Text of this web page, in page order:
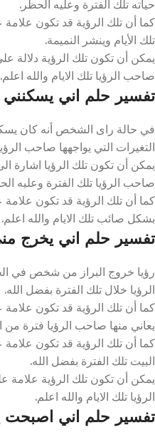
حياته تلك الفترة وعليه الحظر.
كما أن تلك الرؤية قد تكون
تلك الأيام وينشر النميمة.
يمكن أن تكون تلك الرؤية دلالة
صاحب الرؤيا تلك الايام والله اعلم.
تفسير حلم اني
في حالة راى الشخص أنه كان
التغيرات التي يواجهها صاحب
يمكن أن تكون تلك الرؤيا
صاحب الرؤيا تلك الفترة وعليه
كما أن تلك الرؤية قد تكون
بشكل صائب تلك الايام والله اعلم.
تفسير حلم اني يخرج
رؤيا خروج البراز من شخص في
الرؤيا خلال تلك الفترة بفضل الله.
كما أن تلك الرؤية قد تكون علامة
يعاني منها صاحب الرؤيا فترة من
كما أن تلك الرؤية قد تكون
البيت تلك الفترة بفضل الله.
يمكن أن تكون تلك الرؤية علامة
الرؤيا تلك الايام والله اعلم.
تفسير حلم اني اصبحت